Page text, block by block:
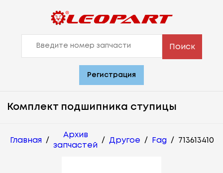
Поиск
Регистрация
Комплект подшипника ступицы
Главная /
Архив
запчастей
/ Другое / Fag / 713613410